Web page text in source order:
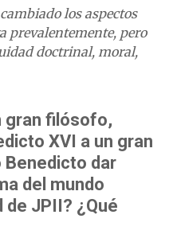
los aspectos
prevalentemente, pero
doctrinal, moral,
gran filósofo,
XVI a un gran
dar
del mundo
JPII? ¿Qué